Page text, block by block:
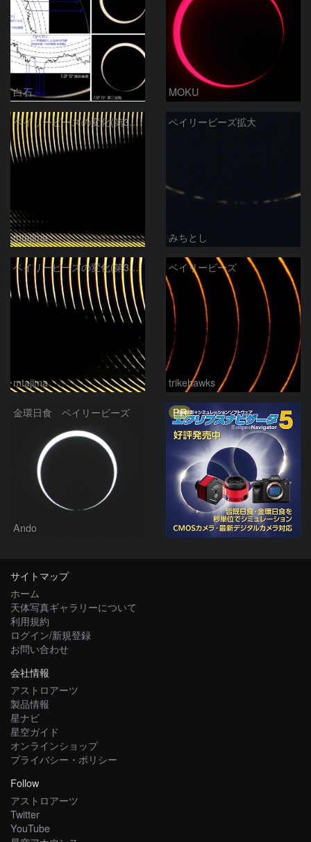
白石 MOKU
ベイリービーズの変化(第3接触) Ver.2
mtajima
ベイリービーズ拡大
みちとし
ベイリービーズの変化(第3接触)
mtajima
ベイリービーズ
trikehawks
金環日食 ベイリービーズ
Ando
PR
サイトマップ
ホーム
天体写真ギャラリーについて
利用規約
ログイン/新規登録
お問い合わせ
会社情報
アストロアーツ
製品情報
星ナビ
星空ガイド
オンラインショップ
プライバシー・ポリシー
Follow
アストロアーツ
Twitter
YouTube